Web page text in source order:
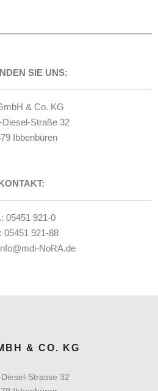
SIE UNS:
& Co. KG
Diesel-Straße 32
Ibbenbüren
05451 921-0
05451 921-88
NoRA.de
& CO. KG
Strasse 32